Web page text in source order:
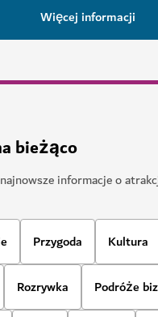
Więcej informacji
bieżąco
informacje o
Przygoda Kultura
Rozrywka Podróże